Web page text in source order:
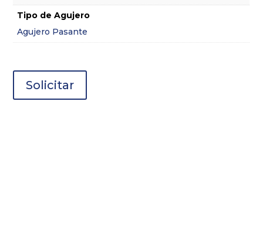
Tipo de Agujero
Agujero Pasante
Solicitar